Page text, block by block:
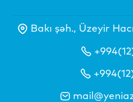
Bakı şəh., Üzeyir